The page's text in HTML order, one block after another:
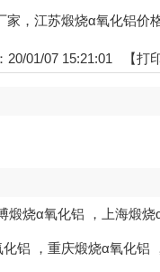
家，江苏煅烧α氧化铝价
20/01/07 15:21:01 【打
煅烧α氧化铝 ， 上海煅
铝 ， 重庆煅烧α氧化铝